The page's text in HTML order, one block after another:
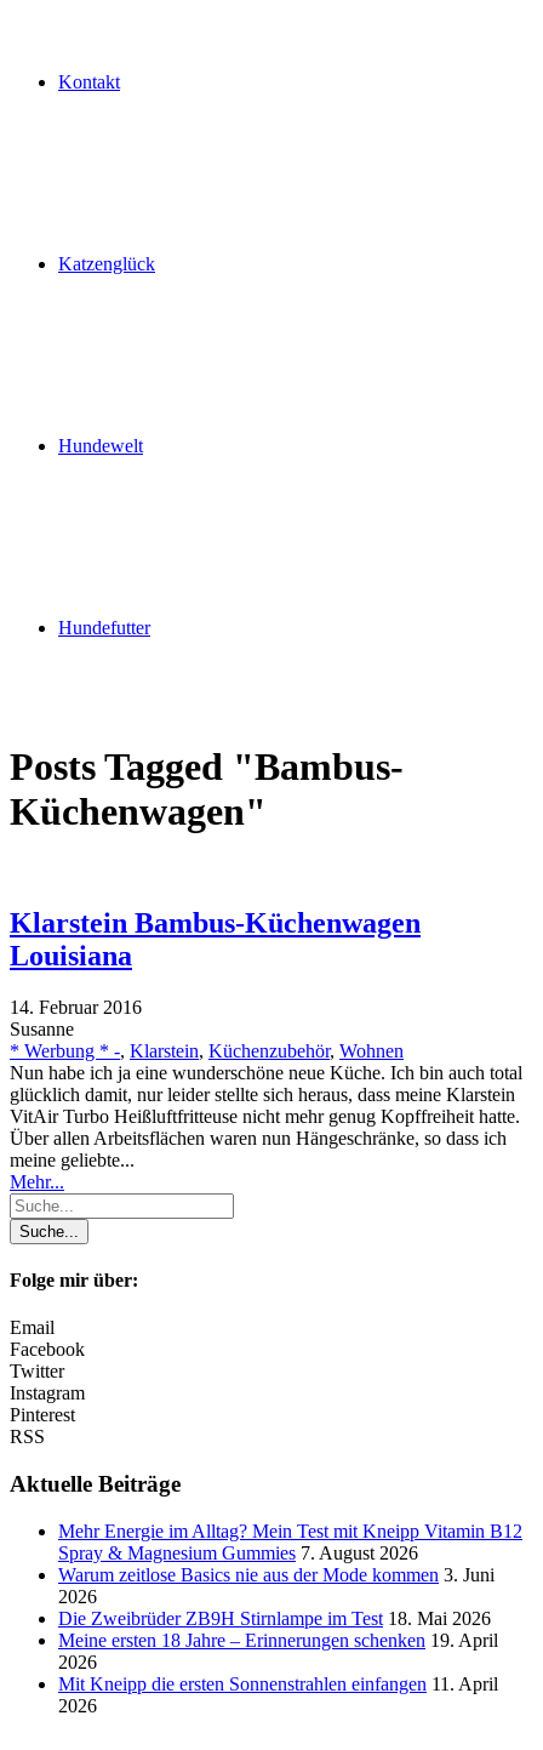
Kontakt
Katzenglück
Hundewelt
Hundefutter
Posts Tagged "Bambus-
Küchenwagen"
Klarstein Bambus-Küchenwagen
Louisiana
14. Februar 2016
Susanne
* Werbung * -, Klarstein, Küchenzubehör, Wohnen
Nun habe ich ja eine wunderschöne neue Küche. Ich bin auch total
glücklich damit, nur leider stellte sich heraus, dass meine Klarstein
VitAir Turbo Heißluftfritteuse nicht mehr genug Kopffreiheit hatte.
Über allen Arbeitsflächen waren nun Hängeschränke, so dass ich
meine geliebte...
Mehr...
Folge mir über:
Email
Facebook
Twitter
Instagram
Pinterest
RSS
Aktuelle Beiträge
Mehr Energie im Alltag? Mein Test mit Kneipp Vitamin B12
Spray & Magnesium Gummies 7. August 2026
Warum zeitlose Basics nie aus der Mode kommen 3. Juni
2026
Die Zweibrüder ZB9H Stirnlampe im Test 18. Mai 2026
Meine ersten 18 Jahre – Erinnerungen schenken 19. April
2026
Mit Kneipp die ersten Sonnenstrahlen einfangen 11. April
2026